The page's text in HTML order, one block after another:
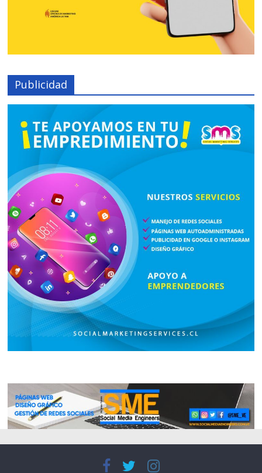
Publicidad